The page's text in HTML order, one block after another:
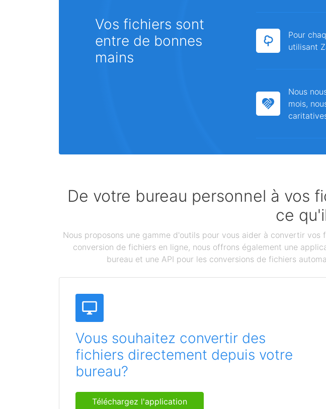
Vos fichiers sont
entre de bonnes
mains
Pour
utilisant
Nous
mois,
De votre bureau personnel à vos
ce
Nous proposons une gamme d'outils pour vous aider à convertir
conversion de fichiers en ligne, nous offrons également une
bureau et une API pour les conversions de fichiers
Vous souhaitez convertir des
fichiers directement depuis votre
bureau?
Téléchargez l'application